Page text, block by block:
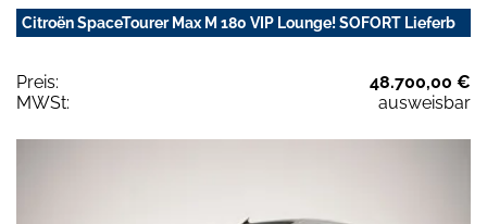
Citroën SpaceTourer Max M 180 VIP Lounge! SOFORT Lieferb
Preis:
48.700,00 €
MWSt:
ausweisbar